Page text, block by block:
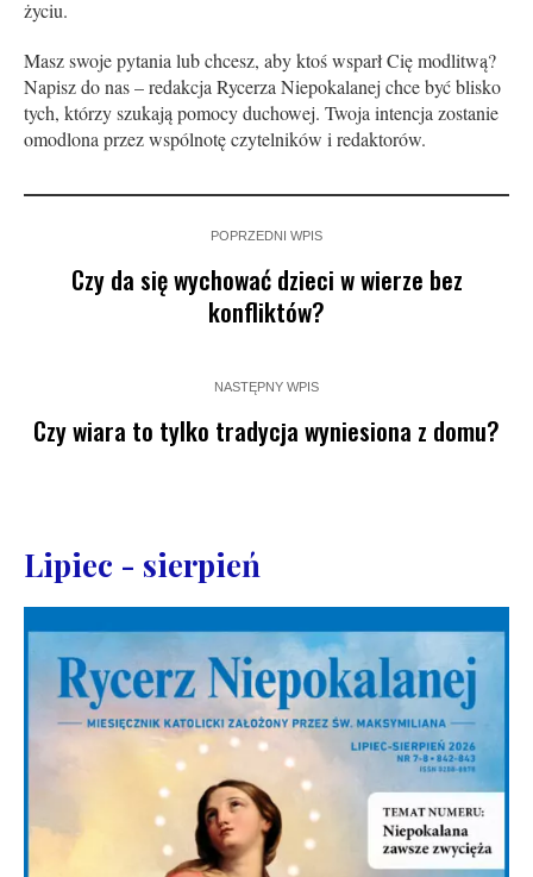
życiu.
Masz swoje pytania lub chcesz, aby ktoś wsparł Cię modlitwą?
Napisz do nas – redakcja Rycerza Niepokalanej chce być blisko
tych, którzy szukają pomocy duchowej. Twoja intencja zostanie
omodlona przez wspólnotę czytelników i redaktorów.
POPRZEDNI WPIS
Czy da się wychować dzieci w wierze bez
konfliktów?
NASTĘPNY WPIS
Czy wiara to tylko tradycja wyniesiona z domu?
Lipiec - sierpień